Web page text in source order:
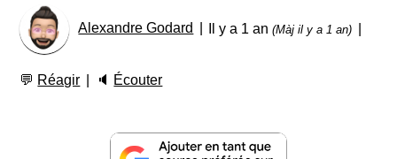
Alexandre Godard Il y a 1 an(Màj il y a 1 an)
💬 Réagir 🔈 Écouter